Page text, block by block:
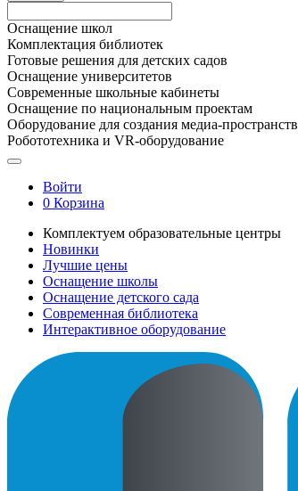
Оснащение школ
Комплектация библиотек
Готовые решения для детских садов
Оснащение университетов
Современные школьные кабинеты
Оснащение по национальным проектам
Оборудование для создания медиа-пространств
Робототехника и VR-оборудование
Войти
0 Корзина
Комплектуем образовательные центры
Новинки
Лучшие цены
Оснащение школы
Оснащение детского сада
Современная библиотека
Интерактивное оборудование